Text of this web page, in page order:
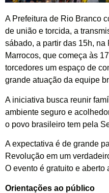
A Prefeitura de Rio Branco
de união e torcida, a
sábado, a partir das 15h,
Marrocos, que começa às
torcedores um espaço de
grande atuação da equipe
A iniciativa busca reunir
ambiente seguro e
o povo brasileiro tem pela
A expectativa é de grande
Revolução em um
O evento é gratuito e aberto
Orientações ao público